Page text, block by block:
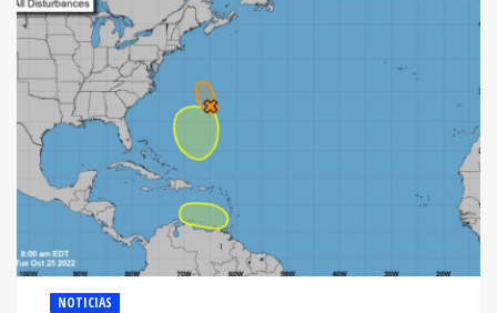
NOTICIAS